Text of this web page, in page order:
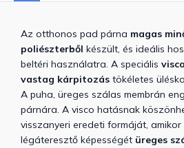
Az otthonos pad párna magas
poliészterből készült, és ideális
beltéri használatra. A speciális
vastag kárpitozás tökéletes
A puha, üreges szálas membrán
párnára. A visco hatásnak
visszanyeri eredeti formáját,
légáteresztő képességét üreges